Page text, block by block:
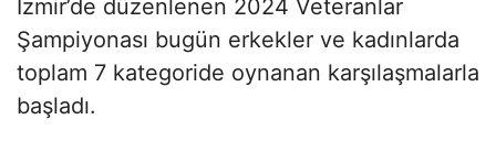
İzmir’de düzenlenen 2024 Veteranlar
Şampiyonası bugün erkekler ve kadınlarda
toplam 7 kategoride oynanan karşılaşmalarla
başladı.